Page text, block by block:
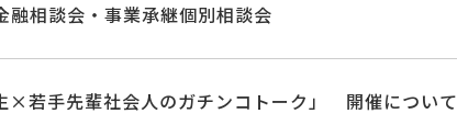
相談会・事業承継個別相談会
×若手先輩社会人のガチンコトーク」 開催について